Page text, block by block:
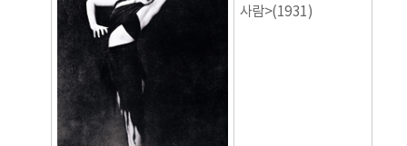
사람>(1931)